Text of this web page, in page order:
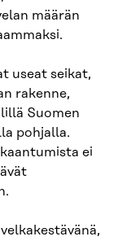
määrän
useat seikat,
rakenne,
Suomen
pohjalla.
ei